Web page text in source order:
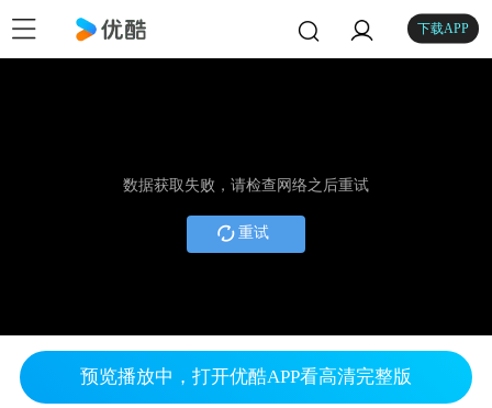
下载APP
数据获取失败，请检查网络之后重试
重试
预览播放中，打开优酷APP看高清完整版